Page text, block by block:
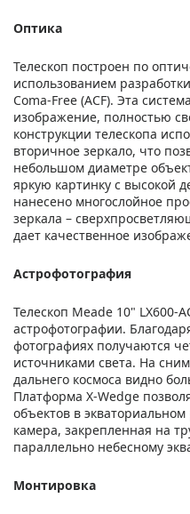
Оптика
Телескоп построен по
использованием
Coma-Free (ACF). Эта
изображение, полностью
конструкции телескопа
вторичное зеркало, что
небольшом диаметре
яркую картинку с высокой
нанесено многослойное
зеркала –
дает качественное
Астрофотография
Телескоп Meade 10" LX600-
астрофотографии.
фотографиях получаются
источниками света. На
дальнего космоса видно
Платформа X-Wedge
объектов в
камера, закрепленная на
параллельно небесному
Монтировка